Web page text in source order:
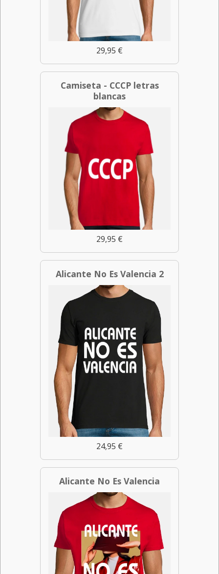
29,95 €
Camiseta - CCCP letras
blancas
29,95 €
Alicante No Es Valencia 2
24,95 €
Alicante No Es Valencia